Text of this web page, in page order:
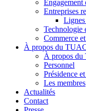
Engagement
Entreprises
Technologie
Commerce
À propos du
À propos
Personnel
Présidence
Les membres
Actualités
Contact